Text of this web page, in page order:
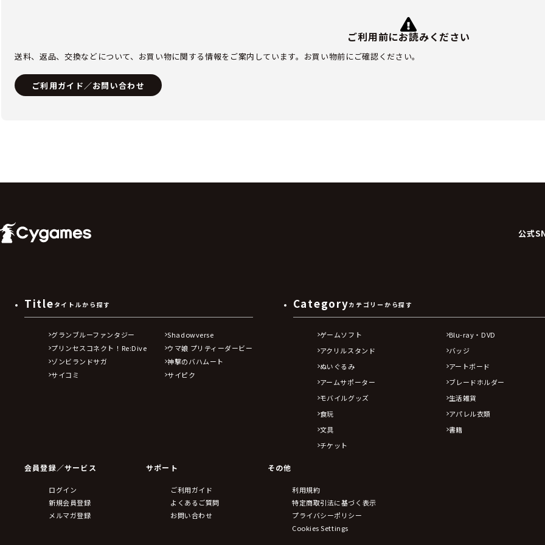
ご利用前にお読みください
送料、返品、交換などについて、お買い物に関する情報をご案内しています。お買い物前にご確認ください。
ご利用ガイド／お問い合わせ
公式
Title タイトルから探す
グランブルーファンタジー
Shadowverse
プリンセスコネクト！Re:Dive
ウマ娘 プリティーダービー
ゾンビランドサガ
神撃のバハムート
サイコミ
サイピク
Categoryカテゴリーから探す
ゲームソフト Blu-ray・DVD
アクリルスタンド
バッジ
ぬいぐるみ
アートボード
アームサポーター
ブレードホルダー
モバイルグッズ
生活雑貨
食玩
アパレル衣類
文具
書籍
チケット
会員登録／サービス
ログイン
新規会員登録
メルマガ登録
サポート
ご利用ガイド
よくあるご質問
お問い合わせ
その他
利用規約
特定商取引法に基づく表示
プライバシーポリシー
Cookies Settings